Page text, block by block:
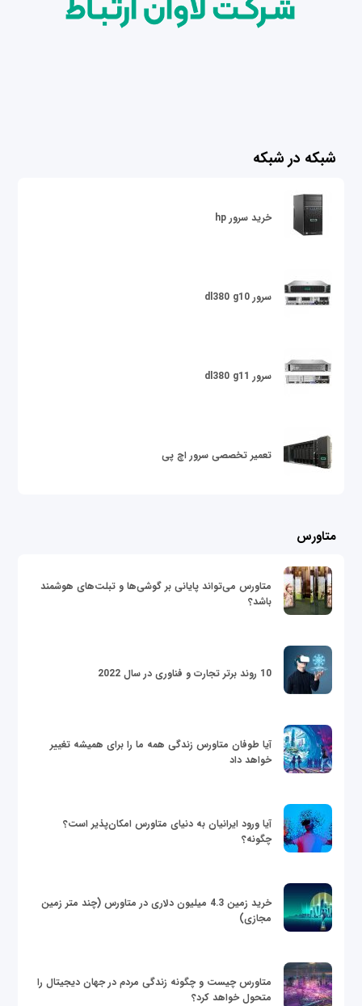
شبکه در شبکه
خرید سرور hp
سرور dl380 g10
سرور dl380 g11
تعمیر تخصصی سرور اچ پی
متاورس
متاورس می‌تواند پایانی بر گوشی‌ها و تبلت‌های هوشمند
باشد؟
10 روند برتر تجارت و فناوری در سال 2022
آیا طوفان متاورس زندگی همه ما را برای همیشه تغییر
خواهد داد
آیا ورود ایرانیان به دنیای متاورس امکان‌پذیر است؟
چگونه؟
خرید زمین 4.3 میلیون دلاری در متاورس (چند متر زمین
مجازی)
متاورس چیست و چگونه زندگی مردم در جهان دیجیتال را
متحول خواهد کرد؟